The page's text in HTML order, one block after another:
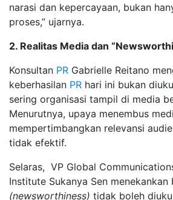
narasi dan kepercayaan, bukan
proses,” ujarnya.
2. Realitas Media dan
Konsultan PR Gabrielle Reitano
keberhasilan PR hari ini bukan
sering organisasi tampil di media
Menurutnya, upaya menembus
mempertimbangkan relevansi
tidak efektif.
Selaras, VP Global
Institute Sukanya Sen
(newsworthiness) tidak boleh